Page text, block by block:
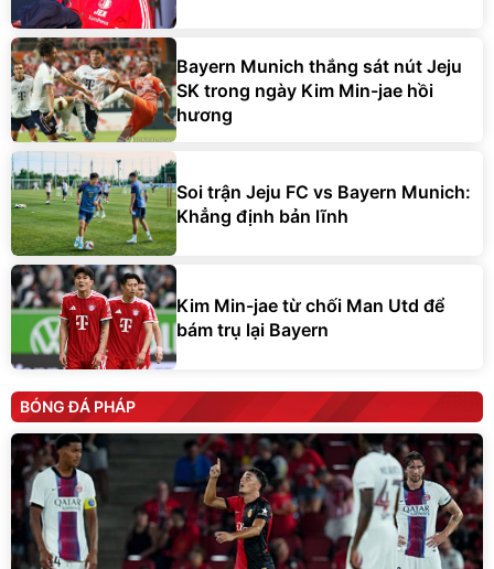
Bayern Munich thắng sát nút Jeju
SK trong ngày Kim Min-jae hồi
hương
Soi trận Jeju FC vs Bayern Munich:
Khẳng định bản lĩnh
Kim Min-jae từ chối Man Utd để
bám trụ lại Bayern
BÓNG ĐÁ PHÁP